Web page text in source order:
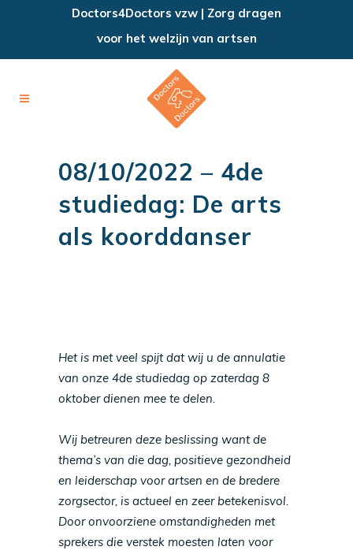
Doctors4Doctors vzw | Zorg dragen
voor het welzijn van artsen
08/10/2022 – 4de
studiedag: De arts
als koorddanser
Het is met veel spijt dat wij u de annulatie
van onze 4de studiedag op zaterdag 8
oktober dienen mee te delen.
Wij betreuren deze beslissing want de
thema’s van die dag, positieve gezondheid
en leiderschap voor artsen en de bredere
zorgsector, is actueel en zeer betekenisvol.
Door onvoorziene omstandigheden met
sprekers die verstek moesten laten voor